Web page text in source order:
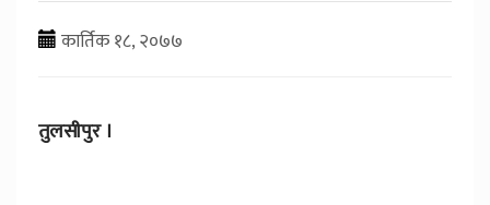
कार्तिक १८, २०७७
तुलसीपुर ।